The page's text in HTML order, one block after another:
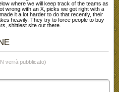
where we will keep track of the teams as
wrong with an X, picks we got right with a
it a lot harder to do that recently, their
heavily. They try to force people to buy
shittiest site out there.
verrà pubblicato)